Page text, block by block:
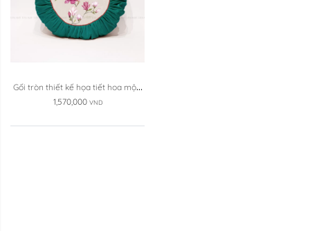
Gối tròn thiết kế họa tiết hoa mộc
lan đáp ...
1,570,000 VND